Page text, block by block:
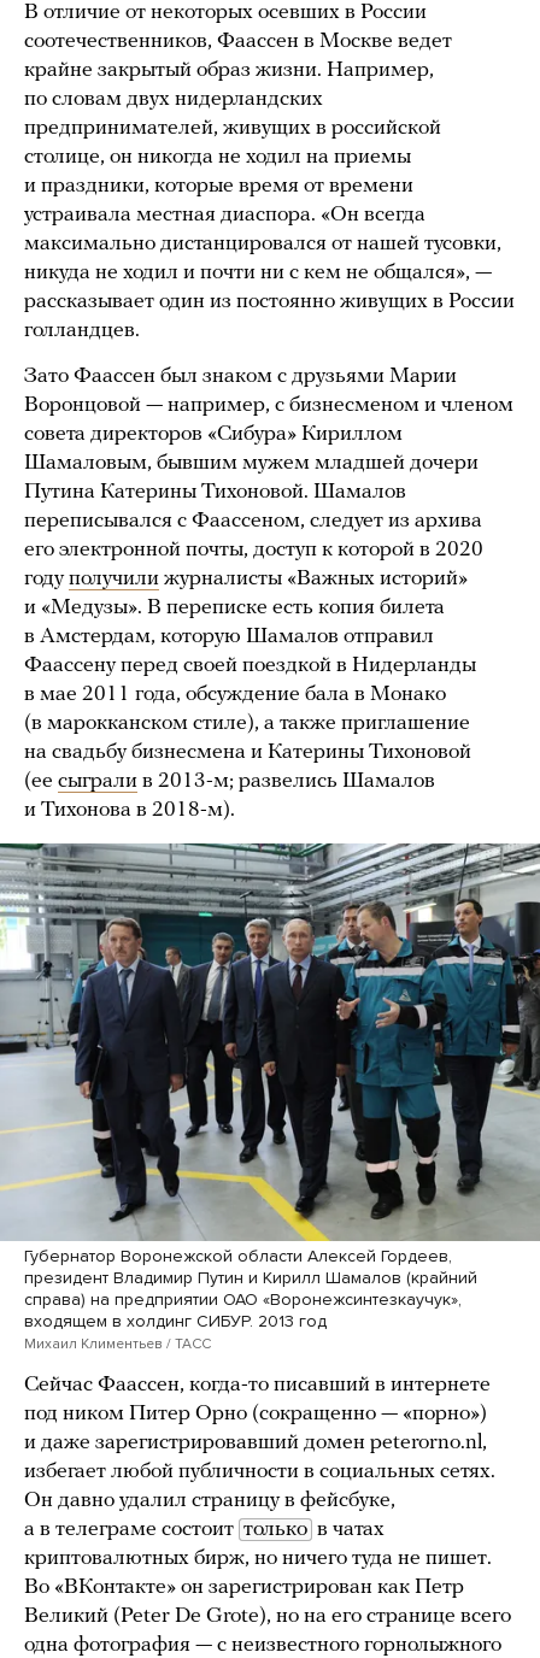
В отличие от некоторых осевших в России
соотечественников, Фаассен в Москве ведет
крайне закрытый образ жизни. Например,
по словам двух нидерландских
предпринимателей, живущих в российской
столице, он никогда не ходил на приемы
и праздники, которые время от времени
устраивала местная диаспора. «Он всегда
максимально дистанцировался от нашей тусовки,
никуда не ходил и почти ни с кем не общался», —
рассказывает один из постоянно живущих в России
голландцев.
Зато Фаассен был знаком с друзьями Марии
Воронцовой — например, с бизнесменом и членом
совета директоров «Сибура» Кириллом
Шамаловым, бывшим мужем младшей дочери
Путина Катерины Тихоновой. Шамалов
переписывался с Фаассеном, следует из архива
его электронной почты, доступ к которой в 2020
годуполучили журналисты «Важных историй»
и «Медузы». В переписке есть копия билета
в Амстердам, которую Шамалов отправил
Фаассену перед своей поездкой в Нидерланды
в мае 2011 года, обсуждение бала в Монако
(в марокканском стиле), а также приглашение
на свадьбу бизнесмена и Катерины Тихоновой
(ее сыграли в 2013-м; развелись Шамалов
и Тихонова в 2018-м).
Губернатор Воронежской области Алексей Гордеев,
президент Владимир Путин и Кирилл Шамалов (крайний
справа) на предприятии ОАО «Воронежсинтезкаучук»,
входящем в холдинг СИБУР. 2013 год
Михаил Климентьев / ТАСС
Сейчас Фаассен, когда-то писавший в интернете
под ником Питер Орно (сокращенно — «порно»)
и даже зарегистрировавший домен peterorno.nl,
избегает любой публичности в социальных сетях.
Он давно удалил страницу в фейсбуке,
а в телеграме состоит только в чатах
криптовалютных бирж, но ничего туда не пишет.
Во «ВКонтакте» он зарегистрирован как Петр
Великий (Peter De Grote), но на его странице всего
одна фотография — с неизвестного горнолыжного